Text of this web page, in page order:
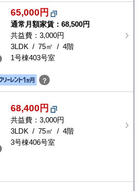
65,000円
通常月額家賃：68,500円
共益費：3,000円
3LDK / 75㎡ / 4階
1号棟403号室
？
68,400円
共益費：3,000円
3LDK / 75㎡ / 4階
3号棟406号室